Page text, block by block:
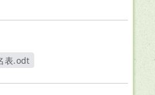
表.odt